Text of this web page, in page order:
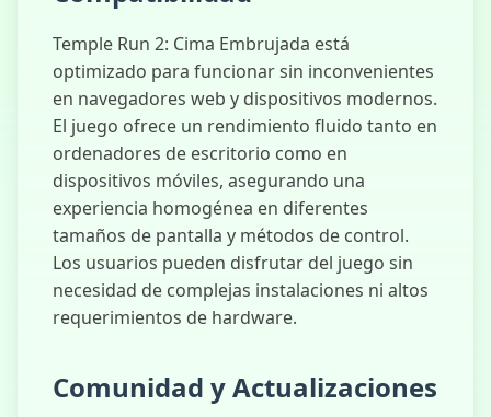
Temple Run 2: Cima Embrujada está
optimizado para funcionar sin inconvenientes
en navegadores web y dispositivos modernos.
El juego ofrece un rendimiento fluido tanto en
ordenadores de escritorio como en
dispositivos móviles, asegurando una
experiencia homogénea en diferentes
tamaños de pantalla y métodos de control.
Los usuarios pueden disfrutar del juego sin
necesidad de complejas instalaciones ni altos
requerimientos de hardware.
Comunidad y Actualizaciones